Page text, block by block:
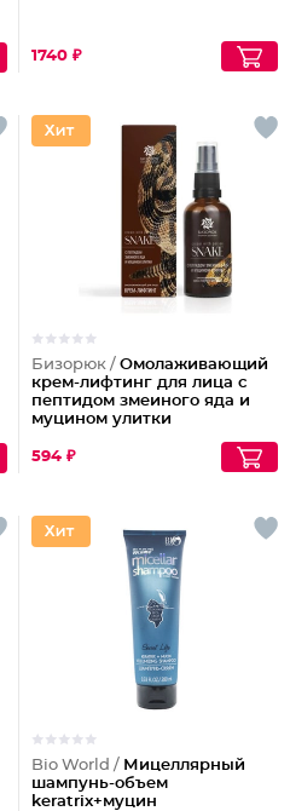
1740 ₽
Бизорюк / Омолаживающий
крем-лифтинг для лица с
пептидом змеиного яда и
муцином улитки
594 ₽
Bio World / Мицеллярный
шампунь-объем
keratrix+муцин